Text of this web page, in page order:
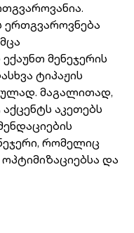
მენეჯერის
ტიპაჟის
მაგალითად,
აკეთებს
რომელიც
და